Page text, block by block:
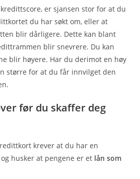
er sjansen stor for at du
du har søkt om, eller at
blir dårligere. Dette kan blant
blir snevrere. Du kan
blir høyere. Har du derimot en høy
større for at du får innvilget den
før du skaffer deg
krever at du har en
husker at pengene er et lån som